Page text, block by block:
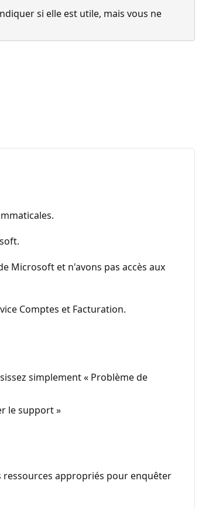
si elle est utile, mais vous ne
Microsoft et n'avons pas accès aux
Comptes et Facturation.
simplement « Problème de
le support »
appropriés pour enquêter